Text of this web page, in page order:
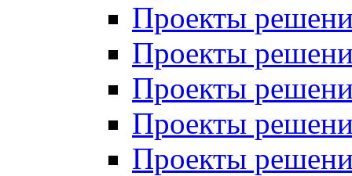
Проекты
Проекты
Проекты
Проекты
Проекты